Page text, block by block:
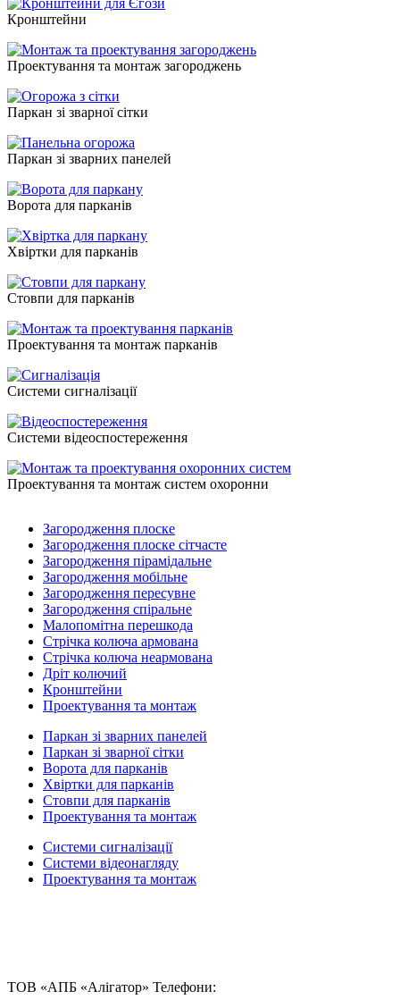
Кронштейни
Проектування та монтаж загороджень
Паркан зі зварної сітки
Паркан зі зварних панелей
Ворота для парканів
Хвіртки для парканів
Стовпи для парканів
Проектування та монтаж парканів
Системи сигналізації
Системи відеоспостереження
Проектування та монтаж систем охоронни
Загородження плоске
Загородження плоске сітчасте
Загородження пірамідальне
Загородження мобільне
Загородження пересувне
Загородження спіральне
Малопомітна перешкода
Стрічка колюча армована
Стрічка колюча неармована
Дріт колючий
Кронштейни
Проектування та монтаж
Паркан зі зварних панелей
Паркан зі зварної сітки
Ворота для парканів
Хвіртки для парканів
Стовпи для парканів
Проектування та монтаж
Системи сигналізації
Системи відеонагляду
Проектування та монтаж
ТОВ «АПБ «Алігатор» Телефони: